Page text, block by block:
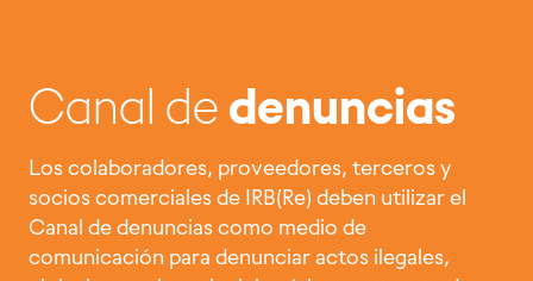
Canal de denuncias
Los colaboradores, proveedores, terceros y
socios comerciales de IRB(Re) deben utilizar el
Canal de denuncias como medio de
comunicación para denunciar actos ilegales,